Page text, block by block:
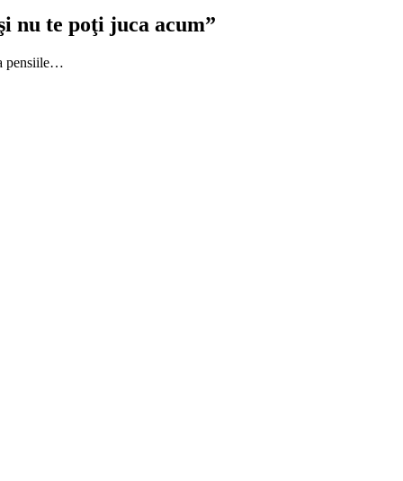
nu te poţi juca acum”
pensiile…